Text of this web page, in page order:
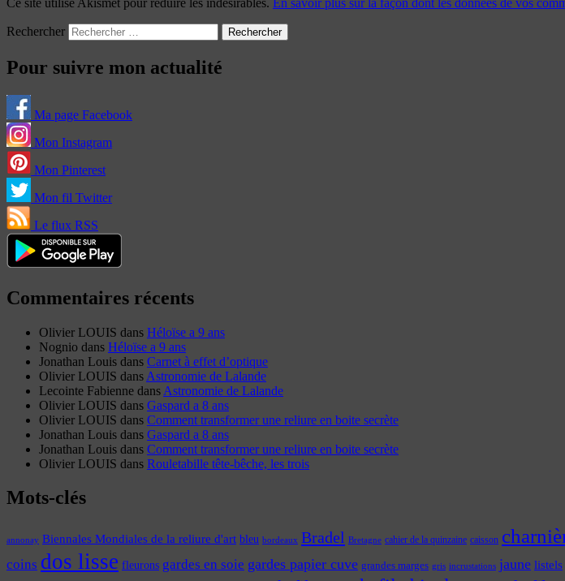
Ce site utilise Akismet pour réduire les indésirables. En savoir plus sur la façon dont les données de vos
Rechercher
Pour suivre mon actualité
Ma page Facebook
Mon Instagram
Mon Pinterest
Mon fil Twitter
Le flux RSS
Commentaires récents
Olivier LOUIS dans Héloïse a 9 ans
Nognio dans Héloïse a 9 ans
Jonathan Louis dans Carnet à effet d’optique
Olivier LOUIS dans Astronomie de Lalande
Lecointe Fabienne dans Astronomie de Lalande
Olivier LOUIS dans Gaspard a 8 ans
Olivier LOUIS dans Comment transformer une reliure en boite secrète
Jonathan Louis dans Gaspard a 8 ans
Jonathan Louis dans Comment transformer une reliure en boite secrète
Olivier LOUIS dans Rouletabille tête-bêche, les trois
Mots-clés
annonay Biennales Mondiales de la reliure d'art bleu bordeaux Bradel Bretagne cahier de la quinzaine caisson
coins dos lisse fleurons gardes en soie gardes papier cuve grandes marges gris incrustations jaune listels